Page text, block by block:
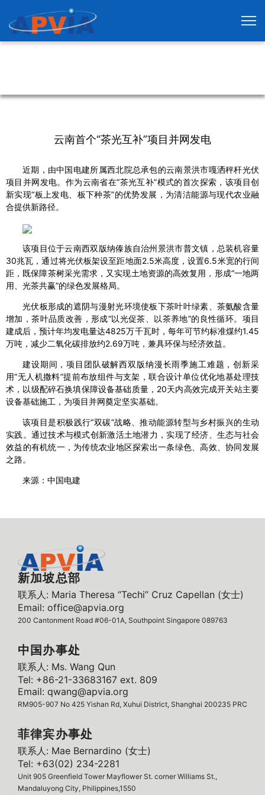
云南首个“茶光互补”项目并网发电
近期，由中国电建所属西北院总承包的云南景洪市嘎洒秤杆光伏
项目并网发电。作为云南省在“茶光互补”模式的首次探索，该项目创
新实现“板上发电、板下种茶”的优势发展，为清洁能源与现代农业融
合提供新路径。
该项目位于云南西双版纳傣族自治州景洪市普文镇，总装机容量
30兆瓦，通过将光伏板架设至距地面2.5米高度，设置6.5米宽的行间
距，既保障茶树采光需求，又实现土地资源的高效复用，形成“一地两
用、光茶共赢”的绿色发展格局。
光伏板形成的遮阴与漫射光环境使板下茶叶叶绿素、茶氨酸含量
增加，茶叶品质改善，形成“以光促茶、以茶养地”的良性循环。项目
建成后，预计年均发电量达4825万千瓦时，每年可节约标准煤约1.45
万吨，减少二氧化碳排放约2.69万吨，兼具环保与经济效益。
建设期间，项目团队破解西双版纳漫长雨季施工难题，创新采
用“无人机撒料”提前布放组件与支架，联合设计单位优化地基处理技
术，以级配碎石换填保障设备基础质量，20天内高效完成开关站主要
设备基础施工，为项目并网奠定坚实基础。
该项目是积极践行“双碳”战略、推动能源转型与乡村振兴的生动
实践。通过技术与模式创新激活土地潜力，实现了经济、生态与社会
效益的有机统一，为传统农业地区探索出一条绿色、高效、协同发展
之路。
来源：中国电建
新加坡总部
联系人: Maria Theresa “Techi” Cruz Capellan (女士)
Email: office@apvia.org
200 Cantonment Road #06-01A, Southpoint Singapore 089763
中国办事处
联系人: Ms. Wang Qun
Tel: +86-21-33683167 ext. 809
Email: qwang@apvia.org
RM905-907 No 425 Yishan Rd, Xuhui District, Shanghai 200235 PRC
菲律宾办事处
联系人: Mae Bernardino (女士)
Tel: +63(02) 234-2281
Unit 905 Greenfield Tower Mayflower St. corner Williams St.,
Mandaluyong City, Philippines,1550